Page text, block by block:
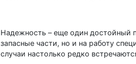
Надежность – еще один достойный
запасные части, но и на работу
случаи настолько редко